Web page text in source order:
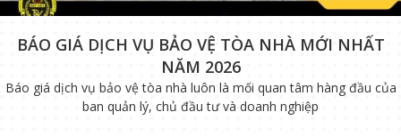
BÁO GIÁ DỊCH VỤ BẢO VỆ TÒA NHÀ MỚI NHẤT
NĂM 2026
Báo giá dịch vụ bảo vệ tòa nhà luôn là mối quan tâm hàng đầu của
ban quản lý, chủ đầu tư và doanh nghiệp